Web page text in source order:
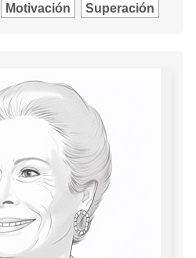
Motivación Superación